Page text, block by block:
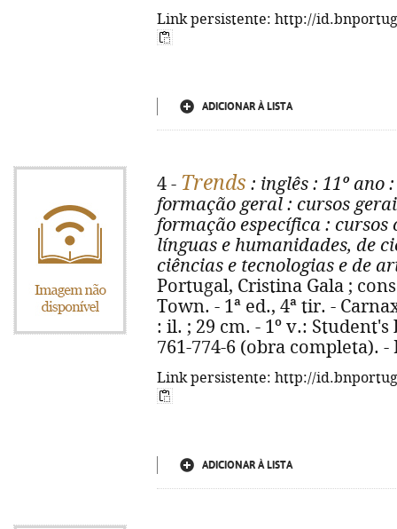
Link persistente: http://
ADICIONAR À LISTA
4 - Trends : inglês : 11º ano
formação geral : cursos
formação específica : cursos
línguas e humanidades, de
ciências e tecnologias e de
Portugal, Cristina Gala ;
Town. - 1ª ed., 4ª tir. -
: il. ; 29 cm. - 1º v.: Student's
761-774-6 (obra completa). -
Link persistente: http://
ADICIONAR À LISTA